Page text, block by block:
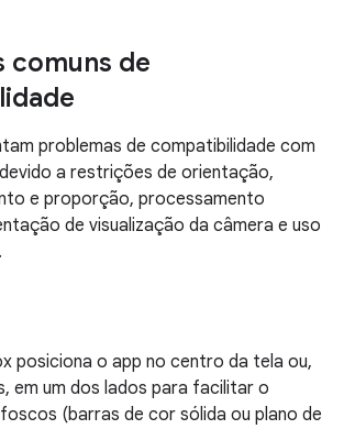
comuns de
problemas de compatibilidade com
a restrições de orientação,
e proporção, processamento
de visualização da câmera e uso
posiciona o app no centro da tela ou,
em um dos lados para facilitar o
(barras de cor sólida ou plano de